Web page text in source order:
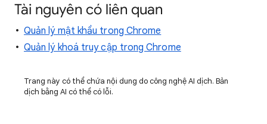
Tài nguyên có liên quan
Quản lý mật khẩu trong Chrome
Quản lý khoá truy cập trong Chrome
Trang này có thể chứa nội dung do công nghệ AI dịch. Bản
dịch bằng AI có thể có lỗi.